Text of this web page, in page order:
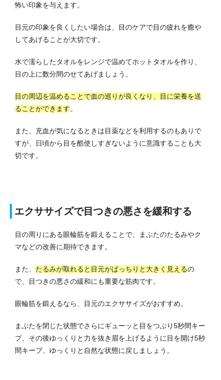
怖い印象を与えます。
目元の印象を良くしたい場合は、目のケアで目の疲れを癒や
してあげることが大切です。
水で濡らしたタオルをレンジで温めてホットタオルを作り、
目の上に数分間のせてあげましょう。
目の周辺を温めることで血の巡りが良くなり、目に栄養を送
ることができます。
また、充血が気になるときは目薬などを利用するのもありで
すが、日頃から目を酷使しすぎないように意識することも大
切です。
エクササイズで目つきの悪さを緩和する
目の周りにある眼輪筋を鍛えることで、まぶたのたるみやク
マなどの改善に期待できます。
また、 たるみが取れると目元がぱっちりと大きく見えるの
で、目つきの悪さの緩和にも重要な筋肉です。
眼輪筋を鍛えるなら、目元のエクササイズがおすすめ。
まぶたを閉じた状態でさらにギューッと目をつぶり5秒間キー
プ、その後ゆっくりと力を抜き眉を上げるように目を開け5秒
間キープ、ゆっくりと自然な状態に戻しましょう。